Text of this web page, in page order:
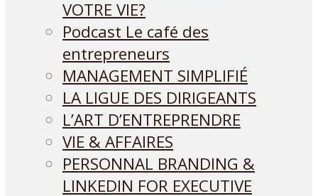
VOTRE VIE?
Podcast Le café des
entrepreneurs
MANAGEMENT SIMPLIFIÉ
LA LIGUE DES DIRIGEANTS
L’ART D’ENTREPRENDRE
VIE & AFFAIRES
PERSONNAL BRANDING &
LINKEDIN FOR EXECUTIVE